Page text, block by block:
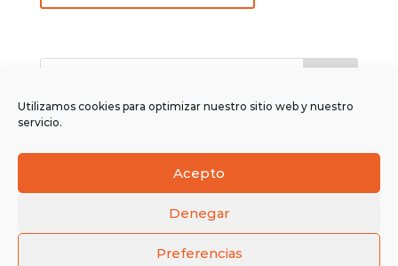
Utilizamos cookies para optimizar nuestro sitio web y nuestro
servicio.
Acepto
Denegar
Preferencias
Comentaris recents
© FOOD&BIKE 2026 |Política de Cookies